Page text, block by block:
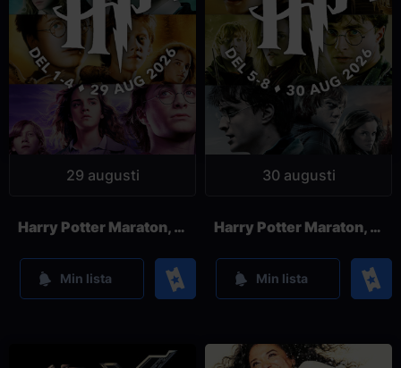
29 augusti
Harry Potter Maraton, Film 1-4
Min lista
Köp
30 augusti
Harry Potter Maraton, Film 5-8
Min lista
Köp